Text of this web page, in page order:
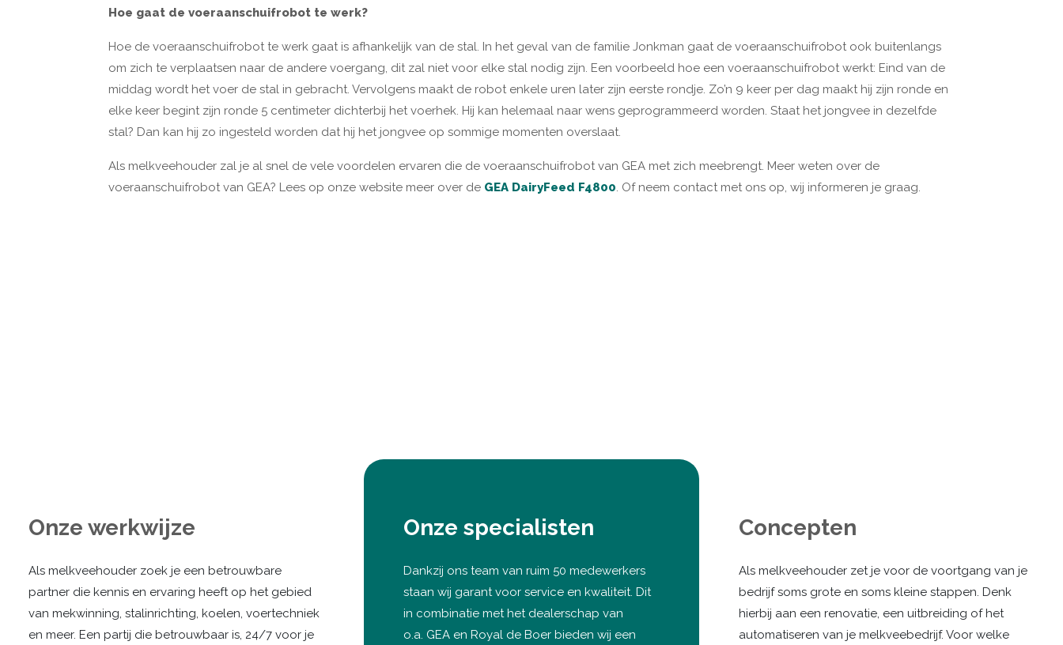
Hoe gaat de voeraanschuifrobot te werk?
Hoe de voeraanschuifrobot te werk gaat is afhankelijk van de stal. In het geval van de familie Jonkman gaat de voeraanschuifrobot ook buitenlangs
om zich te verplaatsen naar de andere voergang, dit zal niet voor elke stal nodig zijn. Een voorbeeld hoe een voeraanschuifrobot werkt: Eind van de
middag wordt het voer de stal in gebracht. Vervolgens maakt de robot enkele uren later zijn eerste rondje. Zo’n 9 keer per dag maakt hij zijn ronde en
elke keer begint zijn ronde 5 centimeter dichterbij het voerhek. Hij kan helemaal naar wens geprogrammeerd worden. Staat het jongvee in dezelfde
stal? Dan kan hij zo ingesteld worden dat hij het jongvee op sommige momenten overslaat.
Als melkveehouder zal je al snel de vele voordelen ervaren die de voeraanschuifrobot van GEA met zich meebrengt. Meer weten over de
voeraanschuifrobot van GEA? Lees op onze website meer over de GEA DairyFeed F4800. Of neem contact met ons op, wij informeren je graag.
Onze werkwijze
Als melkveehouder zoek je een betrouwbare
partner die kennis en ervaring heeft op het gebied
van mekwinning, stalinrichting, koelen, voertechniek
en meer. Een partij die betrouwbaar is, 24/7 voor je
Onze specialisten
Dankzij ons team van ruim 50 medewerkers
staan wij garant voor service en kwaliteit. Dit
in combinatie met het dealerschap van
o.a. GEA en Royal de Boer bieden wij een
Concepten
Als melkveehouder zet je voor de voortgang van je
bedrijf soms grote en soms kleine stappen. Denk
hierbij aan een renovatie, een uitbreiding of het
automatiseren van je melkveebedrijf. Voor welke